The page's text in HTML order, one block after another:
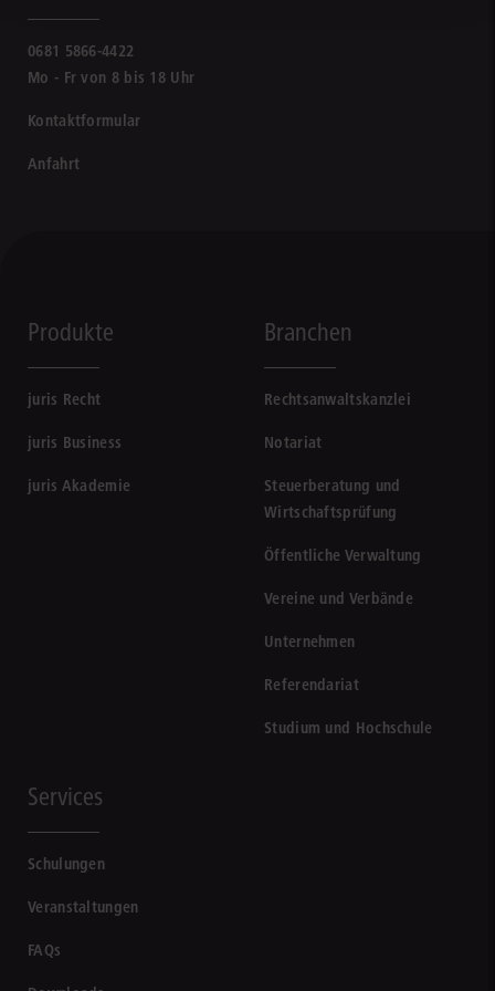
0681 5866-4422
Mo - Fr von 8 bis 18 Uhr
Kontaktformular
Anfahrt
Produkte
juris Recht
juris Business
juris Akademie
Branchen
Rechtsanwaltskanzlei
Notariat
Steuerberatung und
Wirtschaftsprüfung
Öffentliche Verwaltung
Vereine und Verbände
Unternehmen
Referendariat
Studium und Hochschule
Services
Schulungen
Veranstaltungen
FAQs